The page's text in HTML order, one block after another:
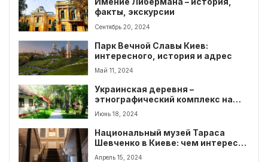
Имение Либермана – история,
факты, экскурсии
Сентябрь 20, 2024
Парк Вечной Славы Киев:
интересного, история и адрес
Май 11, 2024
Украинская деревня –
этнографический комплекс на
Киевщине. Что интересного
посмотреть
Июнь 18, 2024
Национальный музей Тараса
Шевченко в Киеве: чем интересна
и какая цена
Апрель 15, 2024